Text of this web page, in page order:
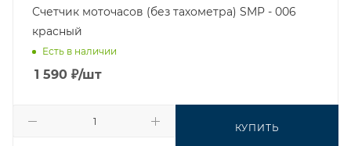
Счетчик моточасов (без тахометра) SMP - 006
красный
Есть в наличии
1 590 ₽/шт
КУПИТЬ